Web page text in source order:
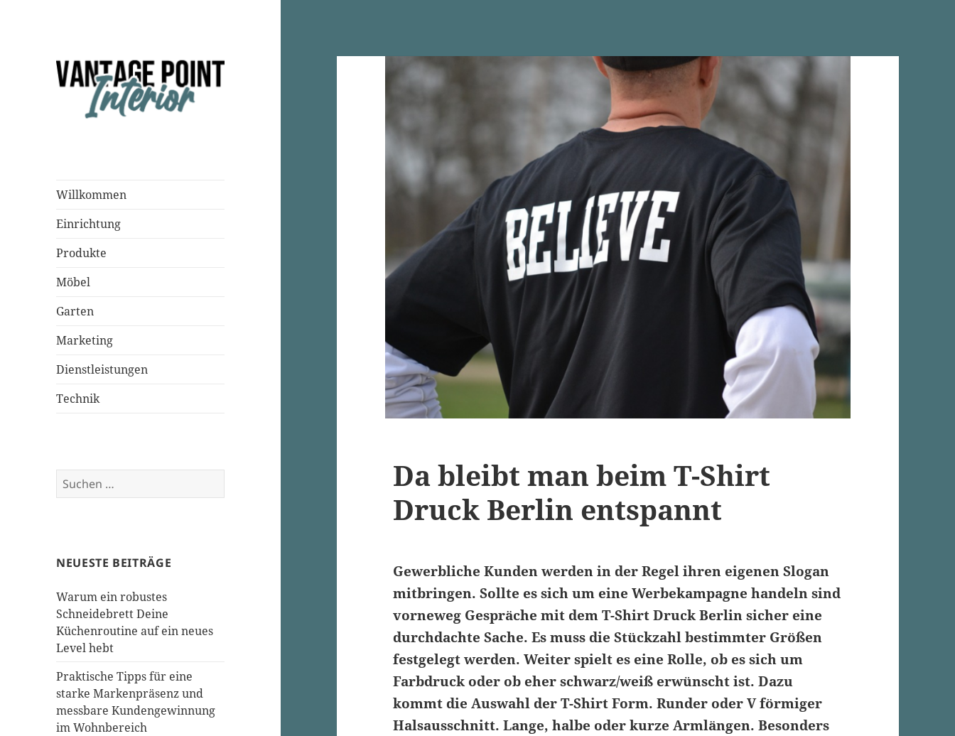
Willkommen
Einrichtung
Produkte
Möbel
Garten
Marketing
Dienstleistungen
Technik
Suchen
nach:
NEUESTE BEITRÄGE
Warum ein robustes
Schneidebrett Deine
Küchenroutine auf ein neues
Level hebt
Praktische Tipps für eine
starke Markenpräsenz und
messbare Kundengewinnung
im Wohnbereich
Da bleibt man beim T-Shirt
Druck Berlin entspannt
Gewerbliche Kunden werden in der Regel ihren eigenen Slogan
mitbringen. Sollte es sich um eine Werbekampagne handeln sind
vorneweg Gespräche mit dem T-Shirt Druck Berlin sicher eine
durchdachte Sache. Es muss die Stückzahl bestimmter Größen
festgelegt werden. Weiter spielt es eine Rolle, ob es sich um
Farbdruck oder ob eher schwarz/weiß erwünscht ist. Dazu
kommt die Auswahl der T-Shirt Form. Runder oder V förmiger
Halsausschnitt. Lange, halbe oder kurze Armlängen. Besonders